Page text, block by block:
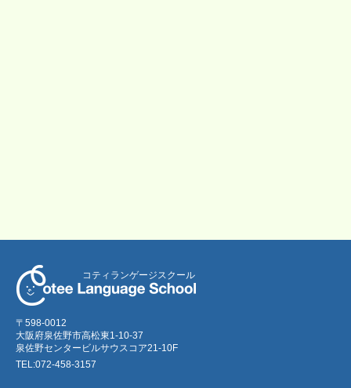
コティランゲージスクール
〒598-0012
大阪府泉佐野市高松東1-10-37
泉佐野センタービルサウスコア21-10F
TEL:072-458-3157